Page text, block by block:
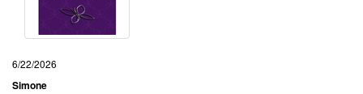
6/22/2026
Simone